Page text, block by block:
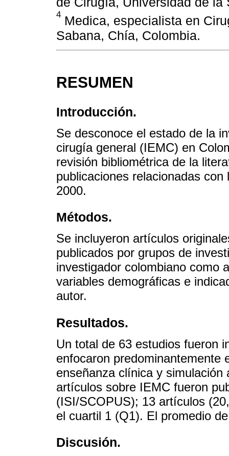
4 Medica, especialista en
Sabana, Chía, Colombia.
RESUMEN
Introducción.
Se desconoce el estado de la
cirugía general (IEMC) en
revisión bibliométrica de la
publicaciones relacionadas
2000.
Métodos.
Se incluyeron artículos
publicados por grupos de
investigador colombiano como
variables demográficas e
autor.
Resultados.
Un total de 63 estudios fueron
enfocaron predominantemente
enseñanza clínica y
artículos sobre IEMC fueron
(ISI/SCOPUS); 13 artículos
el cuartil 1 (Q1). El promedio
Discusión.